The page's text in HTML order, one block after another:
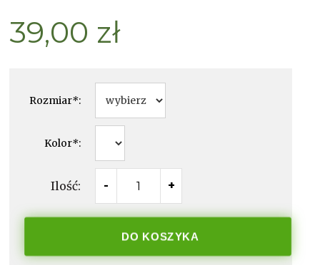
39,00 zł
Rozmiar*:
Kolor*:
Ilość: - +
DO KOSZYKA